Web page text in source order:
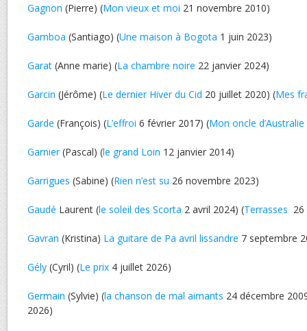
Gagnon (Pierre) (Mon vieux et moi 21 novembre 2010)
Gamboa (Santiago) (Une maison à Bogota 1 juin 2023)
Garat (Anne marie) (La chambre noire 22 janvier 2024)
Garcin (Jérôme) (Le dernier Hiver du Cid 20 juillet 2020) (Mes
Garde (François) (L’effroi 6 février 2017) (Mon oncle d’Australie
Garnier(Pascal) (le grand Loin 12 janvier 2014)
Garrigues (Sabine) (Rien n’est su 26 novembre 2023)
Gaudé Laurent (le soleil des Scorta 2 avril 2024) (Terrasses
Gavran (Kristina) La guitare de Pa avril lissandre 7 septembre
Gély (Cyril) (Le prix 4 juillet 2026)
Germain (Sylvie) (la chanson de mal aimants 24 décembre
2026)